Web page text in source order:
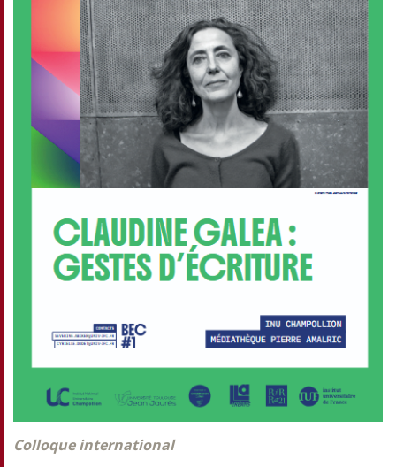
Colloque international